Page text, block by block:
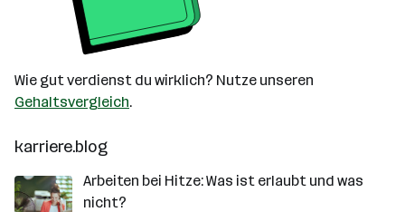
Wie gut verdienst du wirklich? Nutze unseren
Gehaltsvergleich.
karriere.blog
Arbeiten bei Hitze: Was ist erlaubt und was
nicht?